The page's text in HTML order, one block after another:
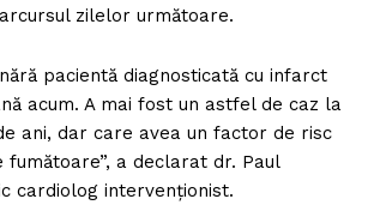
zilelor următoare.
pacientă diagnosticată cu infarct
acum. A mai fost un astfel de caz la
ani, dar care avea un factor de risc
fumătoare”, a declarat dr. Paul
cardiolog intervenționist.